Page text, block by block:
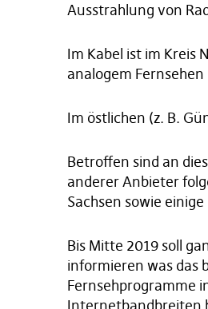
Ausstrahlung von
Im Kabel ist im Kreis
analogem
Im östlichen (z. B.
Betroffen sind an
anderer Anbieter
Sachsen sowie
Bis Mitte 2019 soll
informieren was das
Fernsehprogramme